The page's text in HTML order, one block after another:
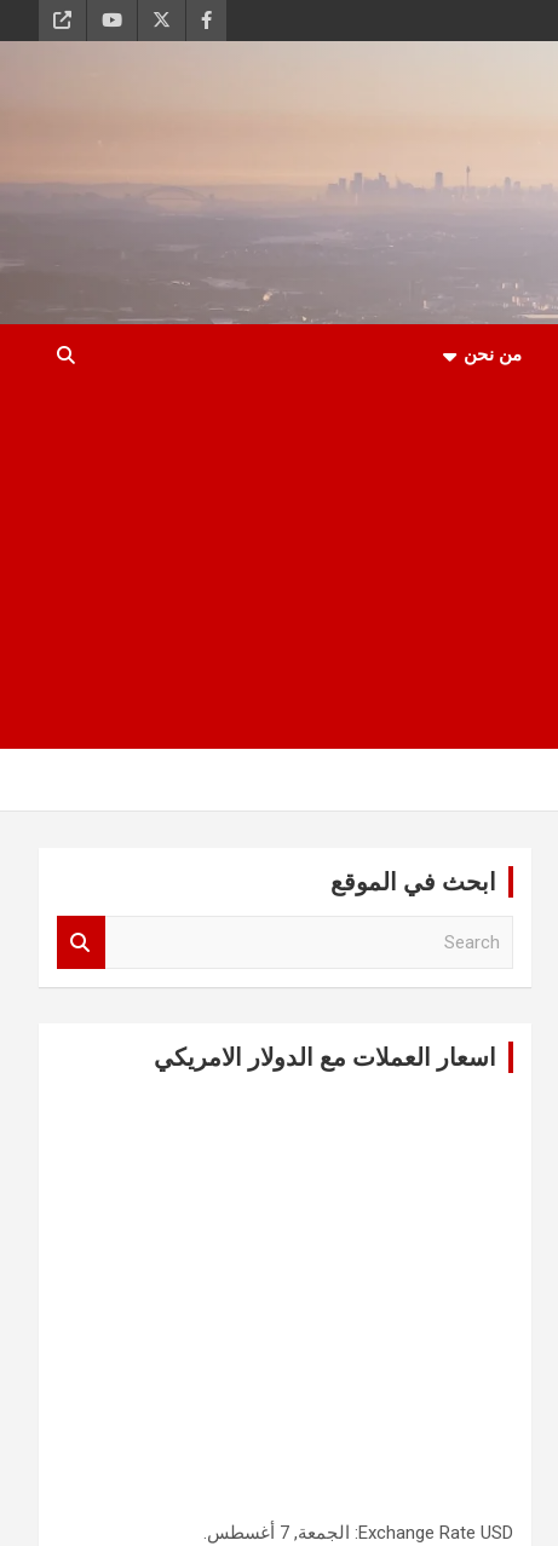
من نحن
ابحث في الموقع
اسعار العملات مع الدولار الامريكي
Exchange Rate USD : الجمعة, 7 أغسطس.